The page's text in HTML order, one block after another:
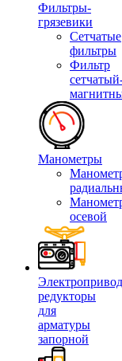
Фильтры-
грязевики
Сетчатые
фильтры
Фильтр
Манометры
осевой
редукторы
для
арматуры
запорной